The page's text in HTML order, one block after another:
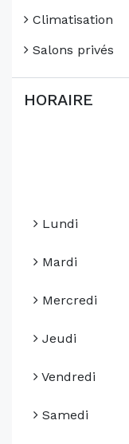
Climatisation
Salons privés
HORAIRE
Lundi
Mardi
Mercredi
Jeudi
Vendredi
Samedi